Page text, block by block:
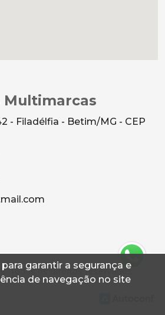
garantir a segurança e
de navegação no site
Multimarcas
- Filadélfia - Betim/MG - CEP
Todos os direitos reservados.